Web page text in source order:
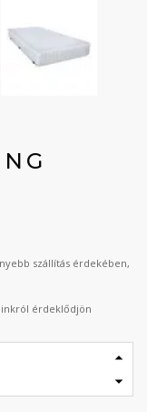
szállítás érdekében,
érdeklődjön